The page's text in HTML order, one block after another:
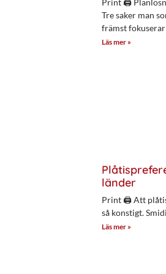
Tre saker man
främst fokuserar
Läs mer »
länder
Print 🖨 Att
så konstigt.
Läs mer »